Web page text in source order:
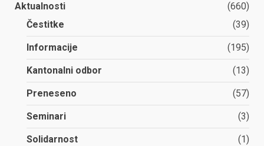
Aktualnosti
(660)
Čestitke
(39)
Informacije (195)
Kantonalni odbor (13)
Preneseno (57)
Seminari (3)
Solidarnost (1)